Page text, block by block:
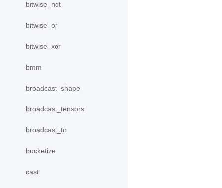
bitwise_not
bitwise_or
bitwise_xor
bmm
broadcast_shape
broadcast_tensors
broadcast_to
bucketize
cast